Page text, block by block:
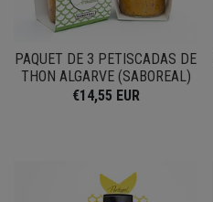
PAQUET DE 3 PETISCADAS DE
THON ALGARVE (SABOREAL)
€14,55 EUR